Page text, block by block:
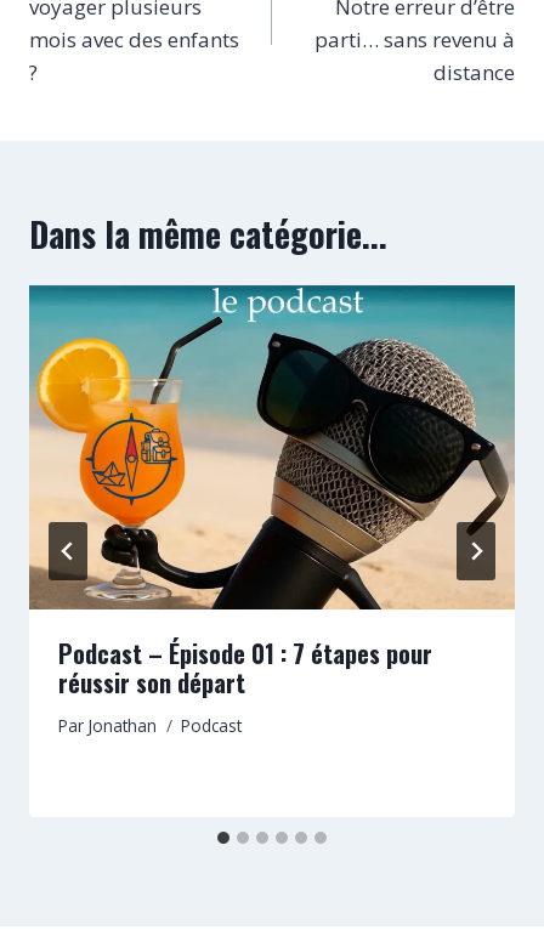
l’article
voyager plusieurs
mois avec des enfants
?
Notre erreur d’être
parti… sans revenu à
distance
Dans la même catégorie...
Podcast – Épisode 01 : 7 étapes pour
réussir son départ
Par Jonathan Podcast